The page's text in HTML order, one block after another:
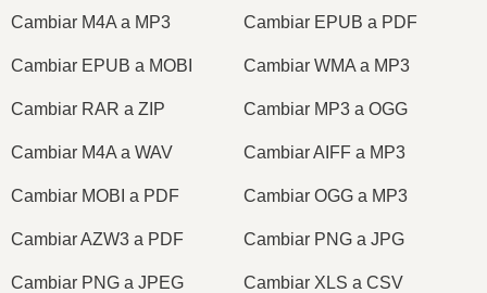
Cambiar M4A a MP3 Cambiar EPUB a PDF
Cambiar EPUB a MOBI Cambiar WMA a MP3
Cambiar RAR a ZIP Cambiar MP3 a OGG
Cambiar M4A a WAV Cambiar AIFF a MP3
Cambiar MOBI a PDF Cambiar OGG a MP3
Cambiar AZW3 a PDF Cambiar PNG a JPG
Cambiar PNG a JPEG Cambiar XLS a CSV